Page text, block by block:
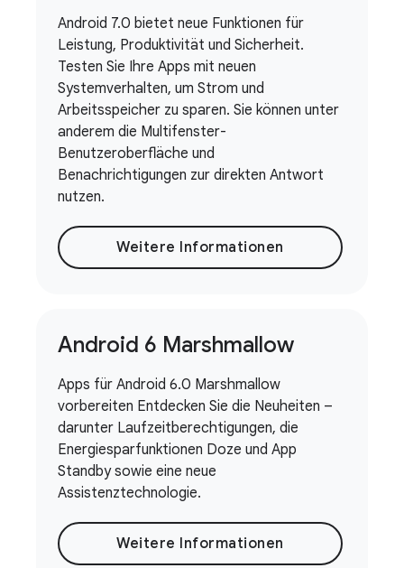
Android 7.0 bietet neue Funktionen für
Leistung, Produktivität und Sicherheit.
Testen Sie Ihre Apps mit neuen
Systemverhalten, um Strom und
Arbeitsspeicher zu sparen. Sie können unter
anderem die Multifenster-
Benutzeroberfläche und
Benachrichtigungen zur direkten Antwort
nutzen.
Weitere Informationen
Android 6 Marshmallow
Apps für Android 6.0 Marshmallow
vorbereiten Entdecken Sie die Neuheiten –
darunter Laufzeitberechtigungen, die
Energiesparfunktionen Doze und App
Standby sowie eine neue
Assistenztechnologie.
Weitere Informationen